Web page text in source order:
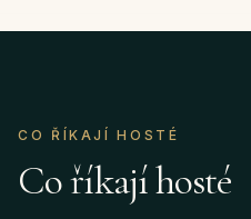
CO ŘÍKAJÍ HOSTÉ
Co říkají hosté